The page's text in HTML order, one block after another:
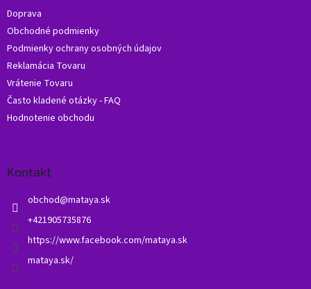
Doprava
Obchodné podmienky
Podmienky ochrany osobných údajov
Reklamácia Tovaru
Vrátenie Tovaru
Často kladené otázky - FAQ
Hodnotenie obchodu
Kontakt
obchod@mataya.sk
+421905735876
https://www.facebook.com/mataya.sk
mataya.sk/